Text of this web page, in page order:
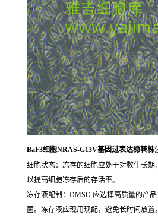
BaF3细胞NRAS-G13V基因过表达稳转株
细胞状态：冻存的细胞应处于对数生长
以提高细胞冻存后的存活率。
冻存液配制：DMSO 应选择高质量的产
菌。冻存液应现用现配，避免长时间放置。